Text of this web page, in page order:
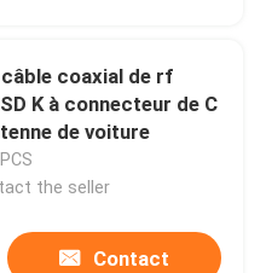
coaxial de rf
K à connecteur de C
de voiture
the seller
Contact